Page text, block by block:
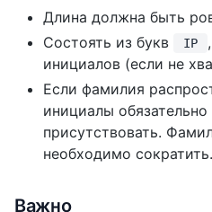
Длина должна быть
Состоять из букв
IP
инициалов (если не
Если фамилия
инициалы
присутствовать.
необходимо сократить.
Важно